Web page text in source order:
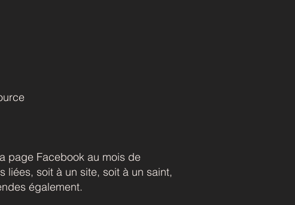
page Facebook au mois de
liées, soit à un site, soit à un saint,
également.